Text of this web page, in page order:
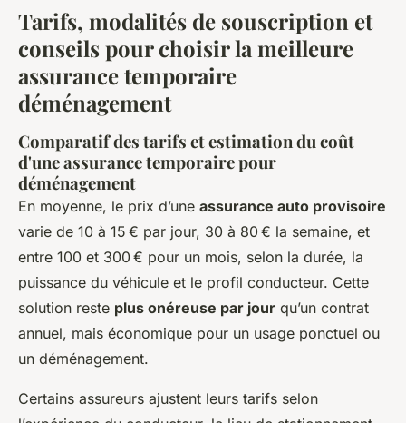
Tarifs, modalités de souscription et
conseils pour choisir la meilleure
assurance temporaire
déménagement
Comparatif des tarifs et estimation du coût
d'une assurance temporaire pour
déménagement
En moyenne, le prix d’une assurance auto provisoire
varie de 10 à 15 € par jour, 30 à 80 € la semaine, et
entre 100 et 300 € pour un mois, selon la durée, la
puissance du véhicule et le profil conducteur. Cette
solution reste plus onéreuse par jour qu’un contrat
annuel, mais économique pour un usage ponctuel ou
un déménagement.
Certains assureurs ajustent leurs tarifs selon